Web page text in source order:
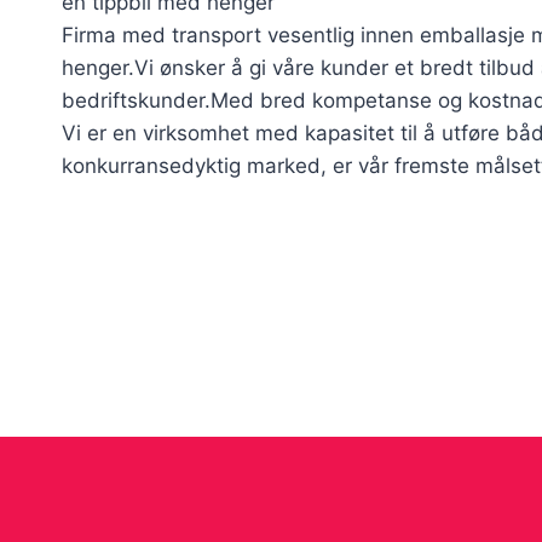
Firma med transport vesentlig innen
henger.Vi ønsker å gi våre kunder et bredt
bedriftskunder.Med bred kompetanse og
Vi er en virksomhet med kapasitet til å utføre
konkurransedyktig marked, er vår fremste